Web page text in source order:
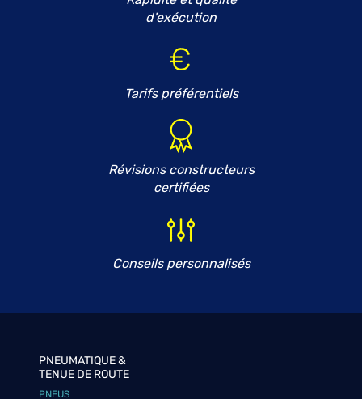
d'exécution
Tarifs préférentiels
Révisions constructeurs
certifiées
Conseils personnalisés
PNEUMATIQUE &
TENUE DE ROUTE
PNEUS